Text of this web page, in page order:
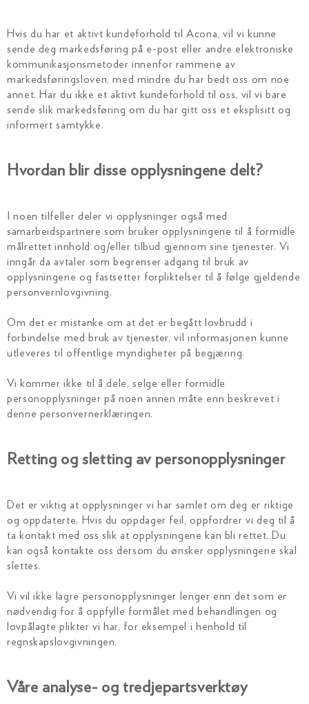
Hvis du har et aktivt kundeforhold til Acona, vil vi kunne
sende deg markedsføring på e-post eller andre elektroniske
kommunikasjonsmetoder innenfor rammene av
markedsføringsloven, med mindre du har bedt oss om noe
annet. Har du ikke et aktivt kundeforhold til oss, vil vi bare
sende slik markedsføring om du har gitt oss et eksplisitt og
informert samtykke.
Hvordan blir disse opplysningene delt?
I noen tilfeller deler vi opplysninger også med
samarbeidspartnere som bruker opplysningene til å formidle
målrettet innhold og/eller tilbud gjennom sine tjenester. Vi
inngår da avtaler som begrenser adgang til bruk av
opplysningene og fastsetter forpliktelser til å følge gjeldende
personvernlovgivning.
Om det er mistanke om at det er begått lovbrudd i
forbindelse med bruk av tjenester, vil informasjonen kunne
utleveres til offentlige myndigheter på begjæring.
Vi kommer ikke til å dele, selge eller formidle
personopplysninger på noen annen måte enn beskrevet i
denne personvernerklæringen.
Retting og sletting av personopplysninger
Det er viktig at opplysninger vi har samlet om deg er riktige
og oppdaterte. Hvis du oppdager feil, oppfordrer vi deg til å
ta kontakt med oss slik at opplysningene kan bli rettet. Du
kan også kontakte oss dersom du ønsker opplysningene skal
slettes.
Vi vil ikke lagre personopplysninger lenger enn det som er
nødvendig for å oppfylle formålet med behandlingen og
lovpålagte plikter vi har, for eksempel i henhold til
regnskapslovgivningen.
Våre analyse- og tredjepartsverktøy